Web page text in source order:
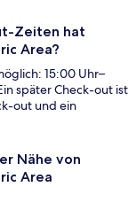
Zeiten hat
Area?
15:00 Uhr–
später Check-out ist
out und ein
Nähe von
Area